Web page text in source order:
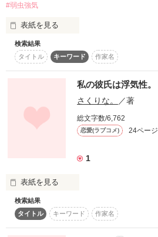
＊*　A special thanks! *＊
素敵な感想、ありがとうございます!!
\*祝*　PV数、300000突破！/
＆
\*祝*　読者数、7000人突破/
実は、あたしの彼氏。
だけど、浮気が絶えない。
「じゃあ〜、今日はこの子ね♪」
あたしには見せてくれない顔を
他の子には見せる。
#弱虫強気
表紙を見る
       咲元 ひまり
           ×
       坂本  皐
     「ごめんひまり」
――あぁまたダメだった。
検索結果
タイトル
キーワード 作家名
私の彼氏は浮気性。
さくりな。 ／著
総文字数/6,762
恋愛(ラブコメ) 24ページ
1
表紙を見る
検索結果
タイトル
キーワード 作家名